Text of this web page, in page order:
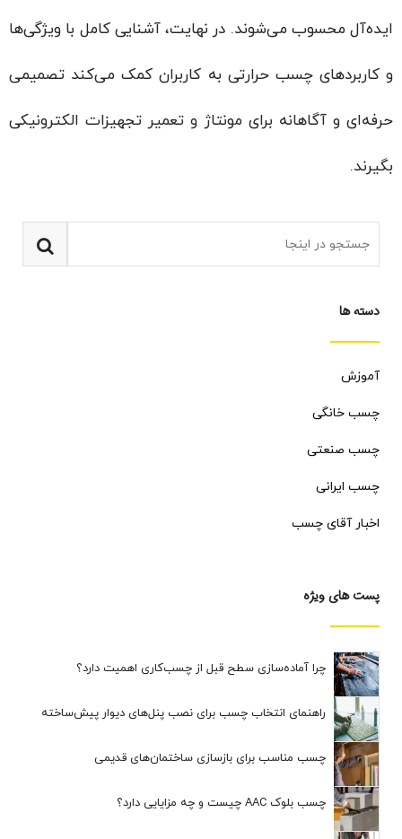
دسته ها
آموزش
چسب خانگی
چسب صنعتی
چسب ایرانی
اخبار آقای چسب
پست های ویژه
چرا آماده‌سازی سطح قبل از چسب‌کاری اهمیت دارد؟
راهنمای انتخاب چسب برای نصب پنل‌های دیوار پیش‌ساخته
چسب مناسب برای بازسازی ساختمان‌های قدیمی
چسب بلوک AAC چیست و چه مزایایی دارد؟
ایده‌آل محسوب می‌شوند. در نهایت، آشنایی کامل با ویژگی‌ها
و کاربردهای چسب حرارتی به کاربران کمک می‌کند تصمیمی
حرفه‌ای و آگاهانه برای مونتاژ و تعمیر تجهیزات الکترونیکی
بگیرند.